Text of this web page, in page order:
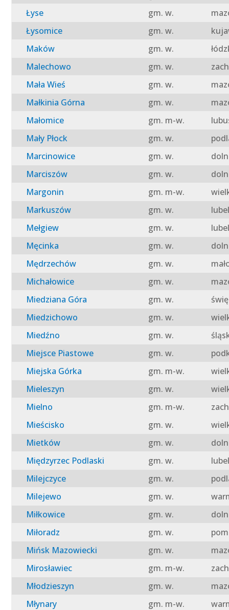
Łyse
gm. w.
Łysomice
gm. w.
Maków
gm. w.
Malechowo
gm. w.
Mała Wieś
gm. w.
Małkinia Górna
gm. w.
Małomice
gm. m-w.
Mały Płock
gm. w.
Marcinowice
gm. w.
Marciszów
gm. w.
Margonin
gm. m-w.
Markuszów
gm. w.
Mełgiew
gm. w.
Męcinka
gm. w.
Mędrzechów
gm. w.
Michałowice
gm. w.
Miedziana Góra
gm. w.
Miedzichowo
gm. w.
Miedźno
gm. w.
Miejsce Piastowe
gm. w.
Miejska Górka
gm. m-w.
Mieleszyn
gm. w.
Mielno
gm. m-w.
Mieścisko
gm. w.
Mietków
gm. w.
Międzyrzec Podlaski
gm. w.
Milejczyce
gm. w.
Milejewo
gm. w.
Miłkowice
gm. w.
Miłoradz
gm. w.
Mińsk Mazowiecki
gm. w.
Mirosławiec
gm. m-w.
Młodzieszyn
gm. w.
Młynary
gm. m-w.